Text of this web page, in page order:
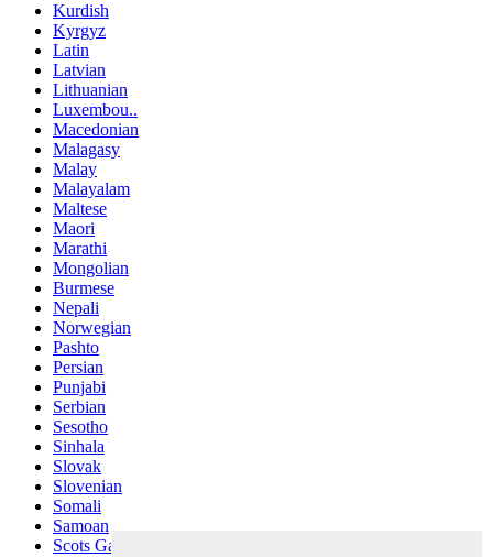
Kurdish
Kyrgyz
Latin
Latvian
Lithuanian
Luxembou..
Macedonian
Malagasy
Malay
Malayalam
Maltese
Maori
Marathi
Mongolian
Burmese
Nepali
Norwegian
Pashto
Persian
Punjabi
Serbian
Sesotho
Sinhala
Slovak
Slovenian
Somali
Samoan
Scots Gaelic